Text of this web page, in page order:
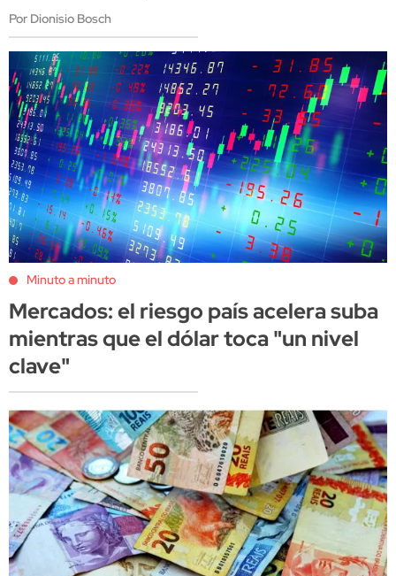
Por Dionisio Bosch
Minuto a minuto
Mercados: el riesgo país acelera suba
mientras que el dólar toca "un nivel
clave"